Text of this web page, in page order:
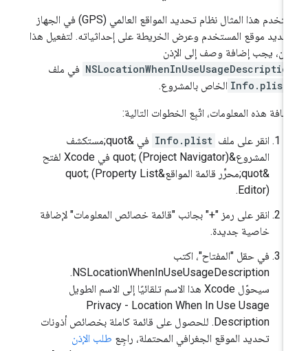
يستخدم هذا المثال نظام تحديد المواقع العالمي (GPS) في الجهاز
موقع المستخدم وعرض الخريطة على إحداثياته. لتفعيل هذا
يجب إضافة وصف إلى الإذن
في ملف
الخاص بالمشروع.
هذه المعلومات، اتّبِع الخطوات التالية:
انقر على ملف Info.plist
في &quot;مستكشف
المشروع&quot; (Project Navigator) في Xcode لفتح
&quot;محرِّر قائمة المواقع&quot; (Property List
Editor).
انقر على رمز "+" بجانب "قائمة خصائص المعلومات" لإضافة
خاصية جديدة.
في حقل "المفتاح"، اكتب
NSLocationWhenInUseUsageDescription.
سيحوّل Xcode هذا الاسم تلقائيًا إلى الاسم الطويل
Privacy - Location When In Use Usage
Description. للحصول على قائمة كاملة بخصائص أذونات
تحديد الموقع الجغرافي المحتملة، راجِع طلب الإذن